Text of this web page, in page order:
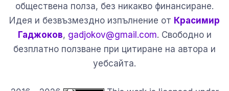
обществена полза, без никакво финансиране.
Идея и безвъзмездно изпълнение от Красимир
Гаджоков, gadjokov@gmail.com. Свободно и
безплатно ползване при цитиране на автора и
уебсайта.